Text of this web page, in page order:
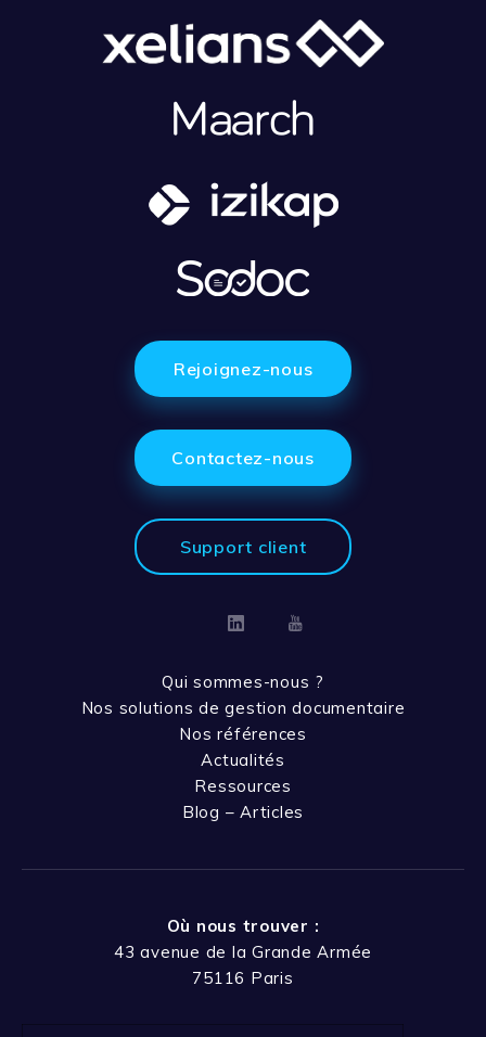
Rejoignez-nous
Contactez-nous
Support client
LinkedinYoutube
Qui sommes-nous ?
Nos solutions de gestion documentaire
Nos références
Actualités
Ressources
Blog – Articles
Où nous trouver :
43 avenue de la Grande Armée
75116 Paris